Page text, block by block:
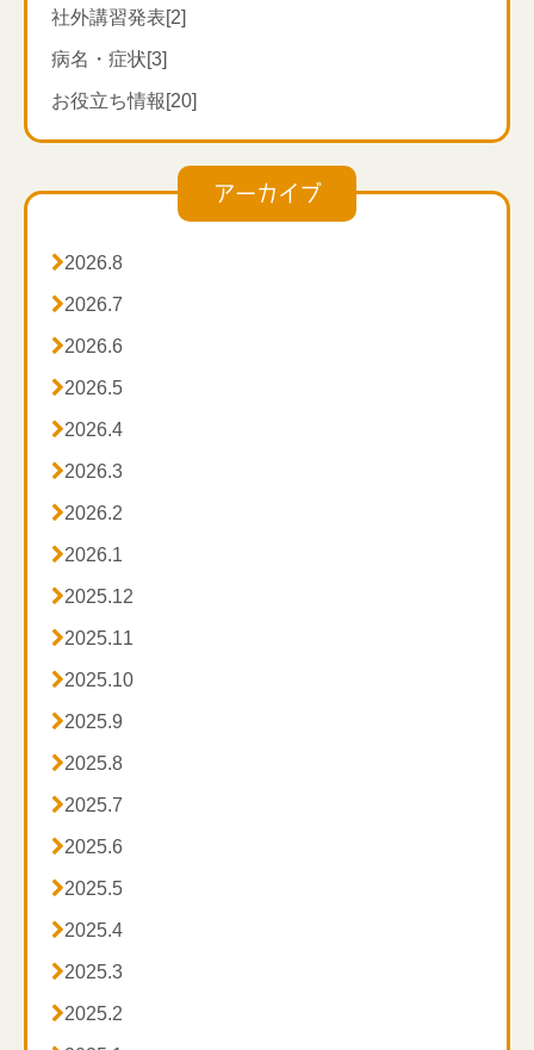
社外講習発表[2]
病名・症状[3]
お役立ち情報[20]
アーカイブ
2026.8
2026.7
2026.6
2026.5
2026.4
2026.3
2026.2
2026.1
2025.12
2025.11
2025.10
2025.9
2025.8
2025.7
2025.6
2025.5
2025.4
2025.3
2025.2